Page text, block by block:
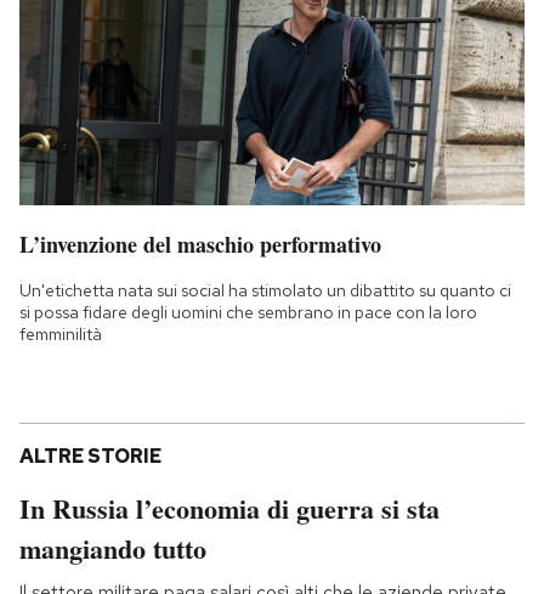
L’invenzione del maschio performativo
Un'etichetta nata sui social ha stimolato un dibattito su quanto ci
si possa fidare degli uomini che sembrano in pace con la loro
femminilità
ALTRE STORIE
In Russia l’economia di guerra si sta
mangiando tutto